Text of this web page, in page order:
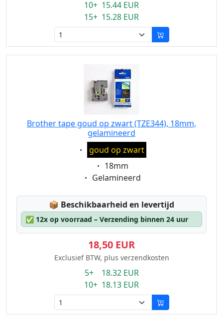
10+ 15.44 EUR
15+ 15.28 EUR
Brother tape goud op zwart (TZE344), 18mm,
gelamineerd
Eigenschaft:
goud op zwart
Eigenschaft:
18mm
Eigenschaft:
Gelamineerd
📦 Lagerstatus:
Beschikbaarheid en levertijd
✅ 12x op voorraad – Verzending binnen 24 uur
18,50 EUR
Exclusief BTW, plus verzendkosten
5+ 18.32 EUR
10+ 18.13 EUR